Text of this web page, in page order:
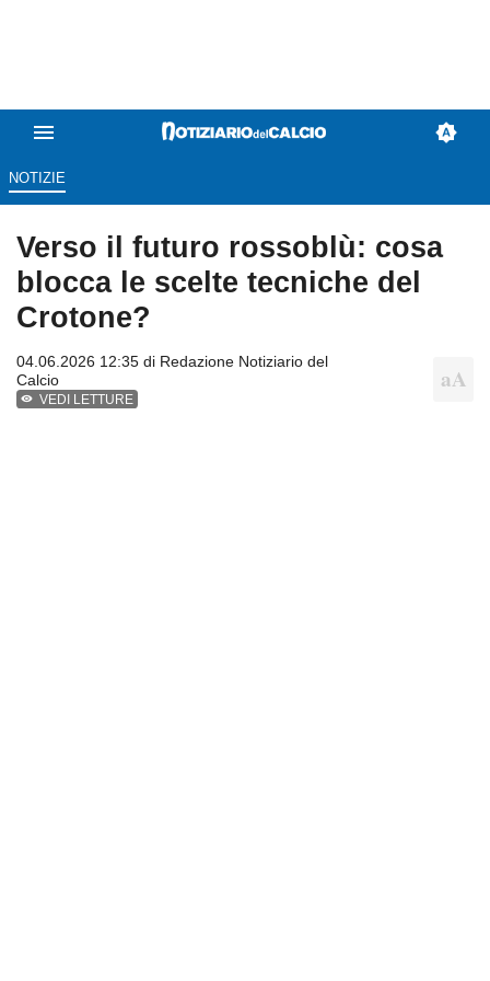
NOTIZIE
Verso il futuro rossoblù: cosa
blocca le scelte tecniche del
Crotone?
04.06.2026 12:35 di Redazione Notiziario del
Calcio
VEDI LETTURE